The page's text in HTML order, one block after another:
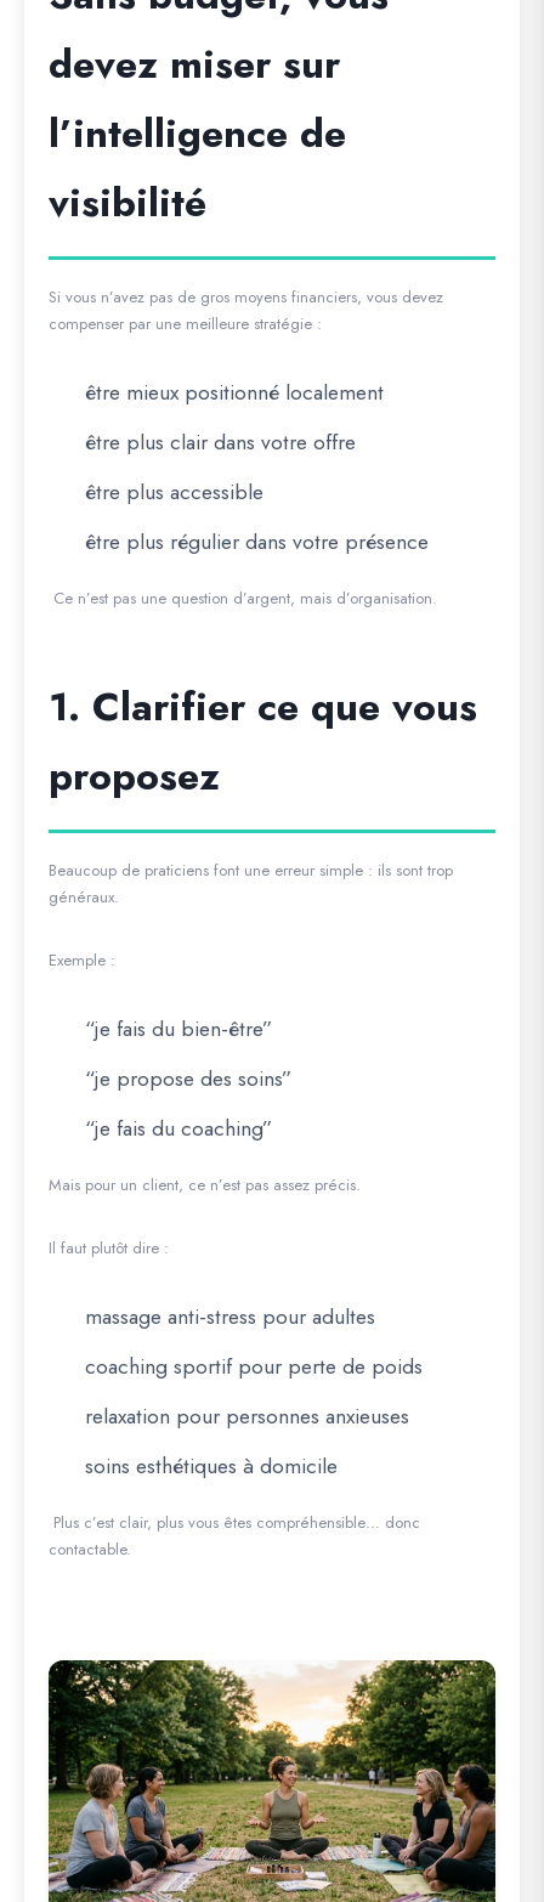
devez miser sur
l’intelligence de
visibilité
Si vous n’avez pas de gros moyens financiers, vous devez
compenser par une meilleure stratégie :
être mieux positionné localement
être plus clair dans votre offre
être plus accessible
être plus régulier dans votre présence
Ce n’est pas une question d’argent, mais d’organisation.
1. Clarifier ce que vous
proposez
Beaucoup de praticiens font une erreur simple : ils sont trop
généraux.
Exemple :
“je fais du bien-être”
“je propose des soins”
“je fais du coaching”
Mais pour un client, ce n’est pas assez précis.
Il faut plutôt dire :
massage anti-stress pour adultes
coaching sportif pour perte de poids
relaxation pour personnes anxieuses
soins esthétiques à domicile
Plus c’est clair, plus vous êtes compréhensible… donc
contactable.